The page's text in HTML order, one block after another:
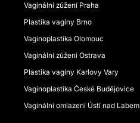
Vaginální zúžení Praha
Plastika vagíny Brno
Vaginoplastika Olomouc
Vaginální zúžení Ostrava
Plastika vagíny Karlovy Vary
Vaginoplastika České Budějovice
Vaginální omlazení Ústí nad Labem